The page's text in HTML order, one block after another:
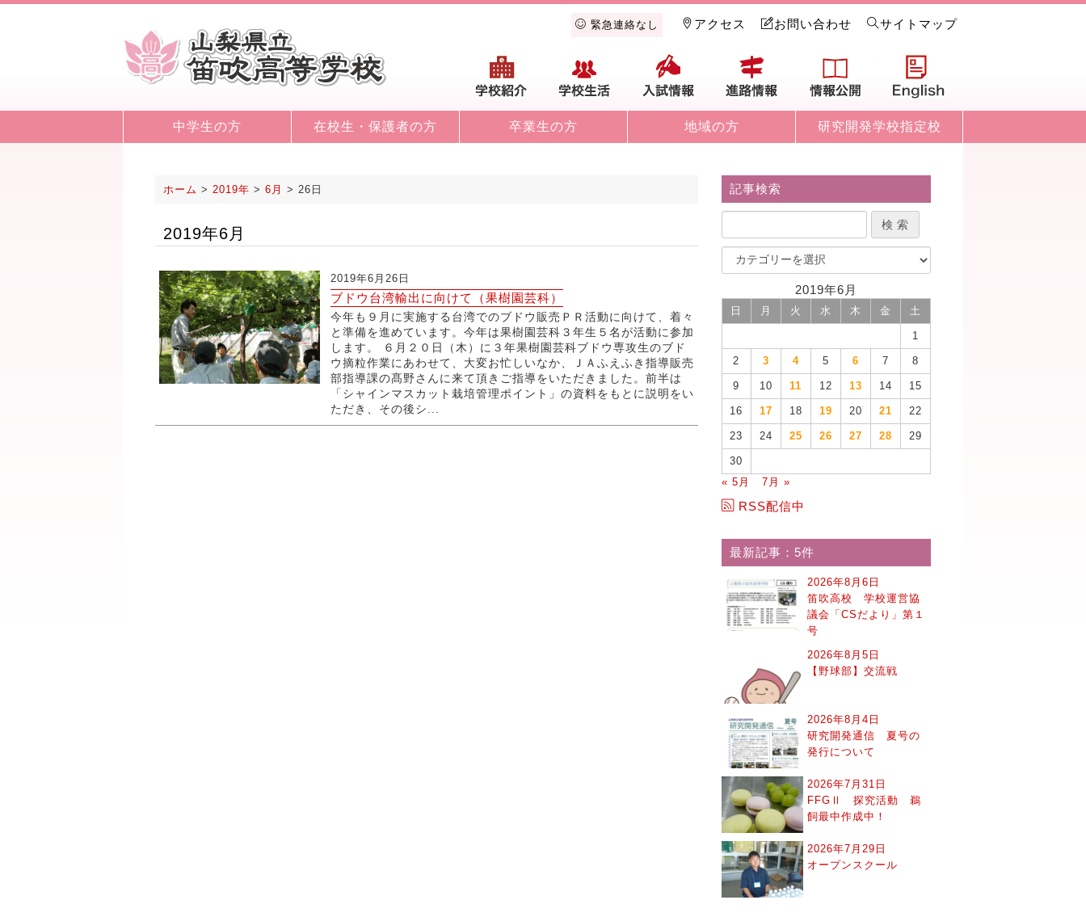
緊急連絡なし アクセス お問い合わせ サイトマップ
学校紹介 学校生活 入試情報 進路情報 情報公開
中学生の方 在校生・保護者の方 卒業生の方 地域の方 研究開発学校指定校
ホーム > 2019年 > 6月 > 26日
2019年6月
2019年6月26日
ブドウ台湾輸出に向けて（果樹園芸科）
今年も９月に実施する台湾でのブドウ販売ＰＲ活動に向けて、着々
と準備を進めています。今年は果樹園芸科３年生５名が活動に参加
します。 ６月２０日（木）に３年果樹園芸科ブドウ専攻生のブド
ウ摘粒作業にあわせて、大変お忙しいなか、ＪＡふえふき指導販売
部指導課の髙野さんに来て頂きご指導をいただきました。前半は
「シャインマスカット栽培管理ポイント」の資料をもとに説明をい
ただき、その後シ...
記事検索
2019年6月
日 月 火 水 木 金 土
1
2 3 4 5 6 7 8
9 10 11 12 13 14 15
16 17 18 19 20 21 22
23 24 25 26 27 28 29
30
« 5月
7月 »
RSS配信中
最新記事：5件
2026年8月6日
笛吹高校 学校運営協
議会「CSだより」第１
号
2026年8月5日
【野球部】交流戦
2026年8月4日
研究開発通信 夏号の
発行について
2026年7月31日
FFGⅡ 探究活動 鵜
飼最中作成中！
2026年7月29日
オープンスクール